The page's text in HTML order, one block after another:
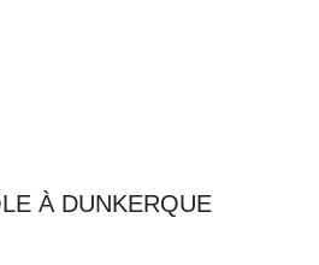
À DUNKERQUE